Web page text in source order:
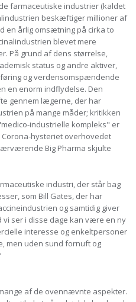
farmaceutiske industrier (kaldet
beskæftiger millioner af
en årlig omsætning på cirka to
blevet mere
På grund af dens størrelse,
status og andre aktiver,
og verdensomspændende
en enorm indflydelse. Den
gennem lægerne, der har
på mange måder; kritikken
industrielle kompleks" er
Corona-hysteriet overhovedet
Big Pharma skjulte
industri, der står bag
som Bill Gates, der har
og samtidig giver
vi ser i disse dage kan være en ny
interesse og enkeltpersoner
men uden sund fornuft og
af de ovennævnte aspekter.